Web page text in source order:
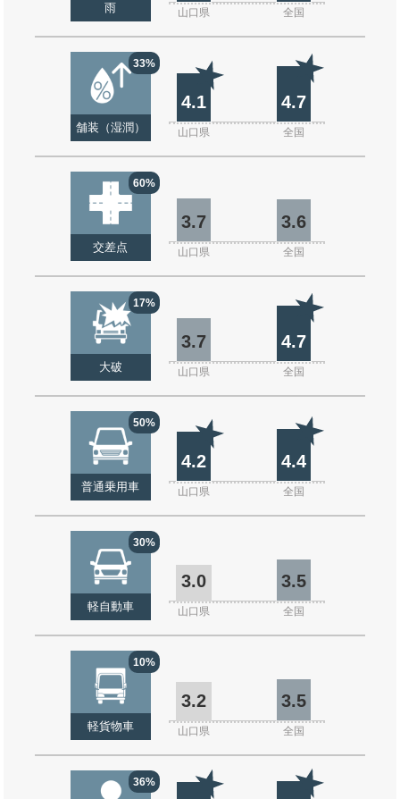
雨 山口県 全国
33%
舗装（湿潤）
4.1 4.7
山口県 全国
60%
交差点
3.7 3.6
山口県 全国
17%
大破
3.7 4.7
山口県 全国
50%
普通乗用車
4.2 4.4
山口県 全国
30%
軽自動車
3.0 3.5
山口県 全国
10%
軽貨物車
3.2 3.5
山口県 全国
36%